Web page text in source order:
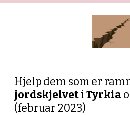
Hjelp dem som er
jordskjelvetiTyrkia
(februar 2023)!